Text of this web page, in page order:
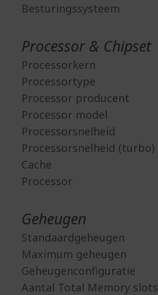
Besturingssysteem
Processor & Chipset
Processorkern
Processortype
Processor producent
Processor model
Processorsnelheid
Processorsnelheid (turbo)
Cache
Processor
Geheugen
Standaardgeheugen
Maximum geheugen
Geheugenconfiguratie
Aantal Total Memory slots